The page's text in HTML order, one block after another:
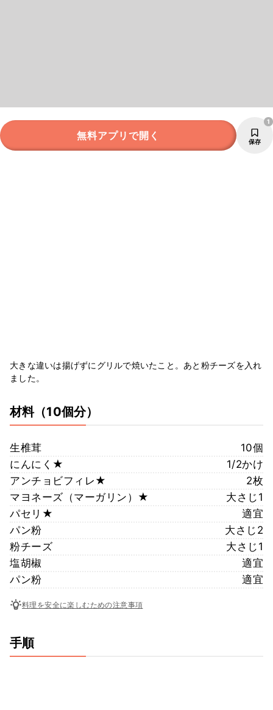
無料アプリで開く 保存
1
大きな違いは揚げずにグリルで焼いたこと。あと粉チーズを入れ
ました。
材料（10個分）
生椎茸
10個
にんにく★
1/2かけ
アンチョビフィレ★
2枚
マヨネーズ（マーガリン）★
大さじ1
パセリ★
適宜
パン粉
大さじ2
粉チーズ
大さじ1
塩胡椒
適宜
パン粉
適宜
料理を安全に楽しむための注意事項
手順